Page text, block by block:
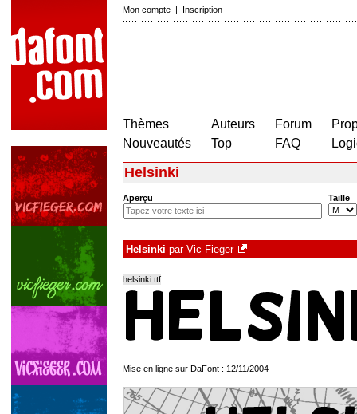
Mon compte | Inscription
Thèmes
Nouveautés
Auteurs
Top
Forum
FAQ
Helsinki
Aperçu Taille
Helsinki par Vic Fieger
helsinki.ttf
Mise en ligne sur DaFont : 12/11/2004